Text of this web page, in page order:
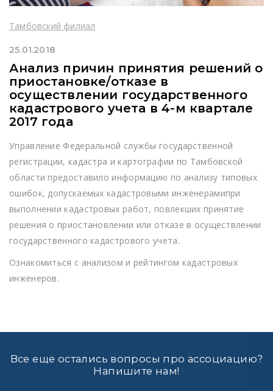
Тамбовский филиал
25.01.2018
Анализ причин принятия решений о
приостановке/отказе в
осуществлении государственного
кадастрового учета в 4-м квартале
2017 года
Управление Федеральной службы государственной
регистрации, кадастра и картографии по Тамбовской
области предоставило информацию по анализу типовых
ошибок, допускаемых кадастровыми инженерамипри
выполнении кадастровых работ, повлекших принятие
решения о приостановлении или отказе в осуществлении
государственного кадастрового учета.
Ознакомиться с анализом и рейтингом кадастровых
инженеров.
Все еще остались вопросы про ассоциацию?
Напишите нам!